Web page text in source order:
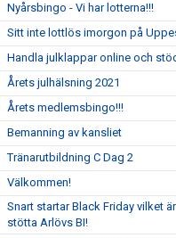
Nyårsbingo - Vi har lotterna!!!
Sitt inte lottlös imorgon på
Handla julklappar online och
Årets julhälsning 2021
Årets medlemsbingo!!!
Bemanning av kansliet
Tränarutbildning C Dag 2
Välkommen!
Snart startar Black Friday vilket
stötta Arlövs BI!